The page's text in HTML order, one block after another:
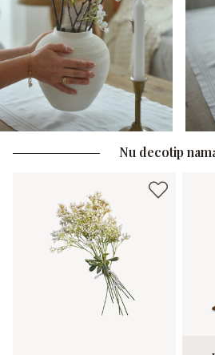
Nu decotip